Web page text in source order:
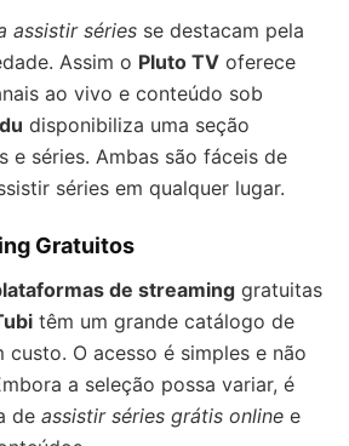
assistir séries se destacam pela
Assim o Pluto TV oferece
ao vivo e conteúdo sob
disponibiliza uma seção
e séries. Ambas são fáceis de
séries em qualquer lugar.
Gratuitos
de streaming gratuitas
têm um grande catálogo de
custo. O acesso é simples e não
a seleção possa variar, é
de assistir séries grátis online e